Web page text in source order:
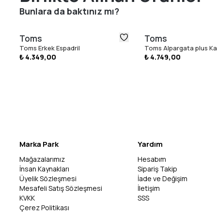
Bunlara da baktınız mı?
Toms
Toms Erkek Espadril
₺ 4.349,00
Toms
Toms Alpargata plus
₺ 4.749,00
Marka Park
Mağazalarımız
İnsan Kaynakları
Üyelik Sözleşmesi
Mesafeli Satış Sözleşmesi
KVKK
Çerez Politikası
Yardım
Hesabım
Sipariş Takip
İade ve Değişim
İletişim
SSS